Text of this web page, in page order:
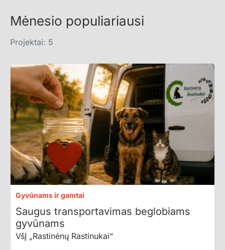
Mėnesio populiariausi
Projektai: 5
Gyvūnams ir gamtai
Saugus transportavimas beglobiams
gyvūnams
VšĮ „Rastinėnų Rastinukai“